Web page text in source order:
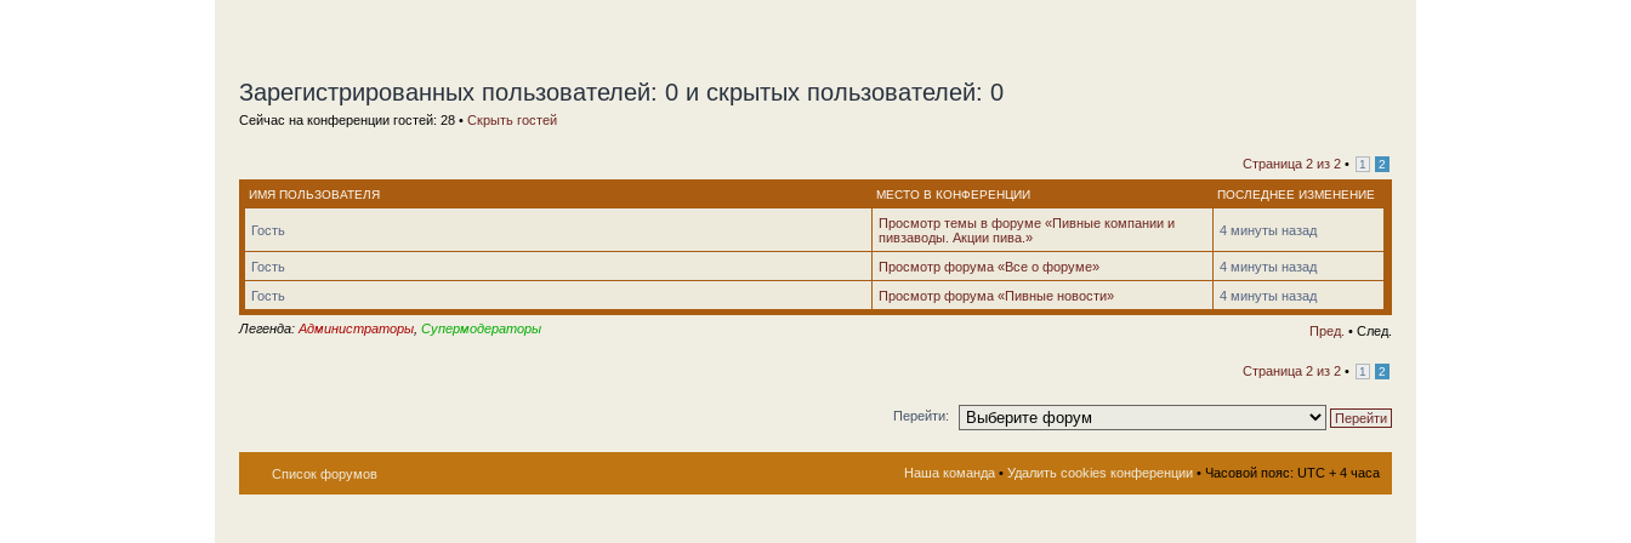
Зарегистрированных пользователей: 0 и скрытых пользователей: 0
Сейчас на конференции гостей: 28 • Скрыть гостей
Страница 2 из 2 • 1 2
ИМЯ ПОЛЬЗОВАТЕЛЯ МЕСТО В КОНФЕРЕНЦИИ ПОСЛЕДНЕЕ ИЗМЕНЕНИЕ
Гость
Просмотр темы в форуме «Пивные компании и
пивзаводы. Акции пива.»
4 минуты назад
Гость Просмотр форума «Все о форуме»
4 минуты назад
Гость
Просмотр форума «Пивные новости» 4 минуты назад
Пред. • След.
Легенда: Администраторы Супермодераторы
Страница 2 из 2 • 1 2
Перейти:
Список форумов Наша команда • Удалить cookies конференции • Часовой пояс: UTC + 4 часа